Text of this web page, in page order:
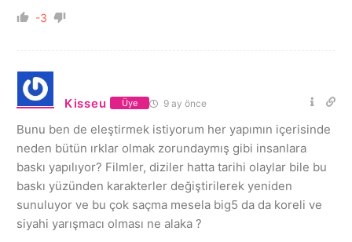
-3
Kisseu Üye 9 ay önce
Bunu ben de eleştirmek istiyorum her yapımın içerisinde
neden bütün ırklar olmak zorundaymış gibi insanlara
baskı yapılıyor? Filmler, diziler hatta tarihi olaylar bile bu
baskı yüzünden karakterler değiştirilerek yeniden
sunuluyor ve bu çok saçma mesela big5 da da koreli ve
siyahi yarışmacı olması ne alaka ?